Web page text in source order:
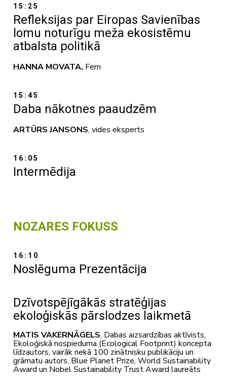
15:25
Refleksijas par Eiropas Savienības
lomu noturīgu meža ekosistēmu
atbalsta politikā
HANNA MOVATA, Fern
15:45
Daba nākotnes paaudzēm
ARTŪRS JANSONS, vides eksperts
16:05
Intermēdija
NOZARES FOKUSS
16:10
Noslēguma Prezentācija
Dzīvotspējīgākās stratēģijas
ekoloģiskās pārslodzes laikmetā
MATIS VAKERNĀGELS, Dabas aizsardzības aktīvists,
Ekoloģiskā nospieduma (Ecological Footprint) koncepta
līdzautors, vairāk nekā 100 zinātnisku publikāciju un
grāmatu autors, Blue Planet Prize, World Sustainability
Award un Nobel Sustainability Trust Award laureāts